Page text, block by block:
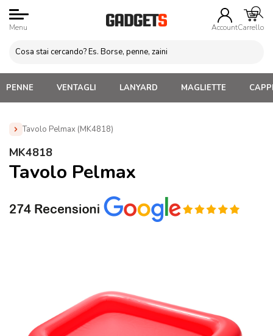
Menu AccountCarrello
PENNE VENTAGLI LANYARD MAGLIETTE
Tavolo Pelmax (MK4818)
Home »
MK4818
Tavolo Pelmax